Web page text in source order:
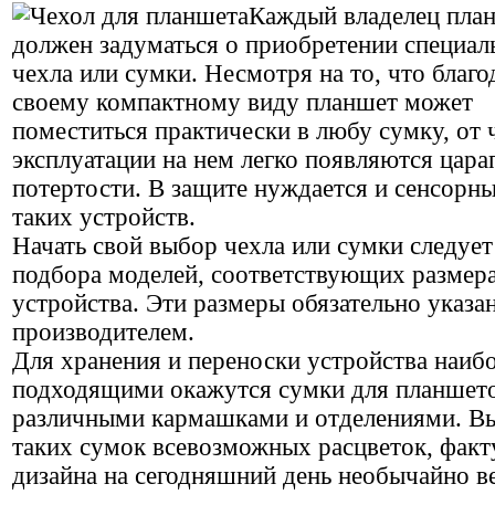
Каждый владелец
должен задуматься о приобретении
чехла или сумки. Несмотря на то, что
своему компактному виду планшет может
поместиться практически в любу сумку, от
эксплуатации на нем легко появляются
потертости. В защите нуждается и
таких устройств.
Начать свой выбор чехла или сумки
подбора моделей, соответствующих
устройства. Эти размеры обязательно
производителем.
Для хранения и переноски устройства
подходящими окажутся сумки для
различными кармашками и отделениями.
таких сумок всевозможных расцветок,
дизайна на сегодняшний день необычайно